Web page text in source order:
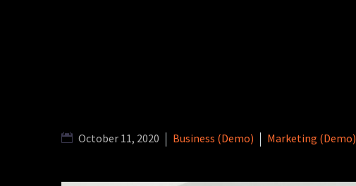
October 11, 2020 Business (Demo) Marketing (Demo)